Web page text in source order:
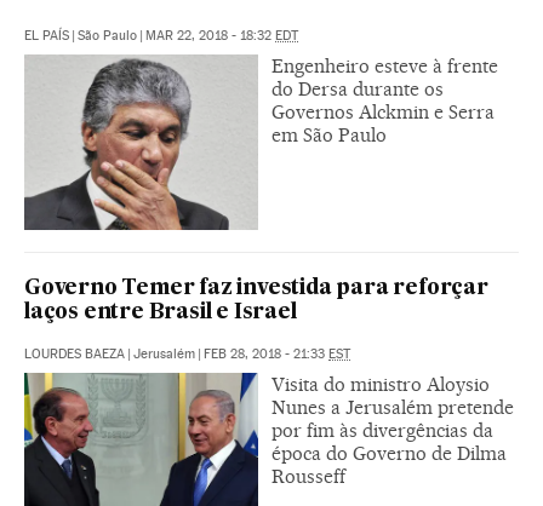
EL PAÍS São Paulo MAR 22, 2018 - 18:32 EDT
Engenheiro esteve à frente
do Dersa durante os
Governos Alckmin e Serra
em São Paulo
Governo Temer faz investida para reforçar
laços entre Brasil e Israel
LOURDES BAEZA Jerusalém FEB 28, 2018 - 21:33 EST
Visita do ministro Aloysio
Nunes a Jerusalém pretende
por fim às divergências da
época do Governo de Dilma
Rousseff